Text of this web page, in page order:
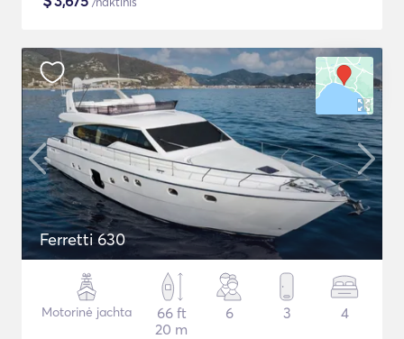
Ferretti 630
Motorinė jachta
66 ft
20 m
6 3 4